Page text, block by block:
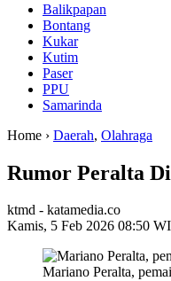
Balikpapan
Bontang
Kukar
Kutim
Paser
PPU
Samarinda
Home › Daerah, Olahraga
Rumor Peralta
ktmd - katamedia.co
Kamis, 5 Feb 2026 08:50
Mariano Peralta,